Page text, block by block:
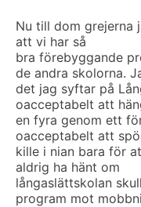
Nu till dom grejerna
att vi har så
bra förebyggande
de andra skolorna.
det jag syftar på
oacceptabelt att
en fyra genom ett
oacceptabelt att
kille i nian bara för
aldrig ha hänt om
långaslättskolan
program mot